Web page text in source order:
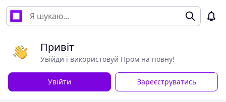
Привіт
Увійди і використовуй Пром на повну!
Увійти Зареєструватись